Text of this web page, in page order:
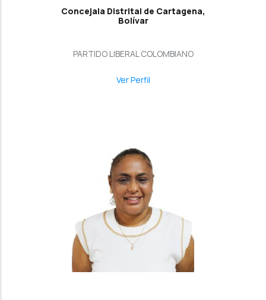
Concejala Distrital de Cartagena,
Bolívar
PARTIDO LIBERAL COLOMBIANO
Ver Perfil